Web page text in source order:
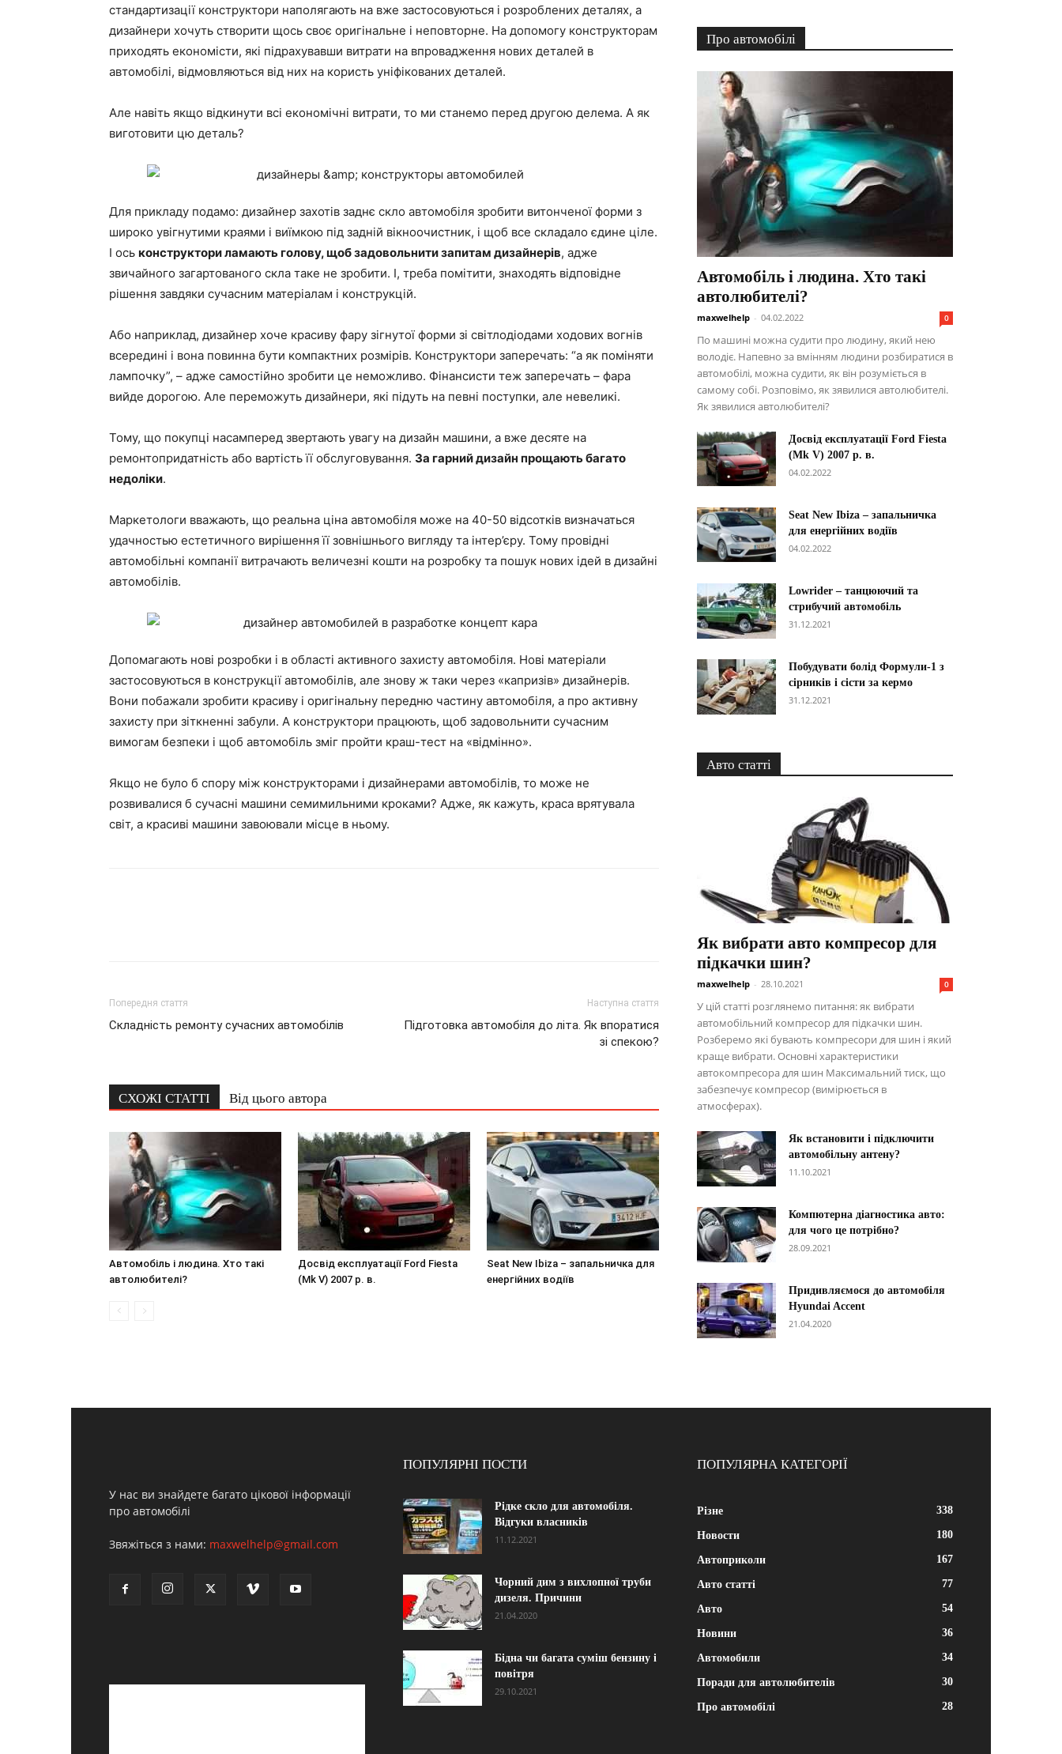
стандартизації конструктори наполягають на вже застосовуються і розроблених деталях, а
дизайнери хочуть створити щось своє оригінальне і неповторне. На допомогу конструкторам
приходять економісти, які підрахувавши витрати на впровадження нових деталей в
автомобілі, відмовляються від них на користь уніфікованих деталей.
Але навіть якщо відкинути всі економічні витрати, то ми станемо перед другою делема. А як
виготовити цю деталь?
Для прикладу подамо: дизайнер захотів заднє скло автомобіля зробити витонченої форми з
широко увігнутими краями і виїмкою під задній вікноочистник, і щоб все складало єдине ціле.
І ось конструктори ламають голову, щоб задовольнити запитам дизайнерів, адже
звичайного загартованого скла таке не зробити. І, треба помітити, знаходять відповідне
рішення завдяки сучасним матеріалам і конструкцій.
Або наприклад, дизайнер хоче красиву фару зігнутої форми зі світлодіодами ходових вогнів
всередині і вона повинна бути компактних розмірів. Конструктори заперечать: “а як поміняти
лампочку”, – адже самостійно зробити це неможливо. Фінансисти теж заперечать – фара
вийде дорогою. Але переможуть дизайнери, які підуть на певні поступки, але невеликі.
Тому, що покупці насамперед звертають увагу на дизайн машини, а вже десяте на
ремонтопридатність або вартість її обслуговування. За гарний дизайн прощають багато
недоліки.
Маркетологи вважають, що реальна ціна автомобіля може на 40-50 відсотків визначаться
удачностью естетичного вирішення її зовнішнього вигляду та інтер’єру. Тому провідні
автомобільні компанії витрачають величезні кошти на розробку та пошук нових ідей в дизайні
автомобілів.
Допомагають нові розробки і в області активного захисту автомобіля. Нові матеріали
застосовуються в конструкції автомобілів, але знову ж таки через «капризів» дизайнерів.
Вони побажали зробити красиву і оригінальну передню частину автомобіля, а про активну
захисту при зіткненні забули. А конструктори працюють, щоб задовольнити сучасним
вимогам безпеки і щоб автомобіль зміг пройти краш-тест на «відмінно».
Якщо не було б спору між конструкторами і дизайнерами автомобілів, то може не
розвивалися б сучасні машини семимильними кроками? Адже, як кажуть, краса врятувала
світ, а красиві машини завоювали місце в ньому.
Попередня стаття
Складність ремонту сучасних автомобілів
Наступна стаття
Підготовка автомобіля до літа. Як впоратися
зі спекою?
СХОЖІ СТАТТІ Від цього автора
Автомобіль і людина. Хто такі
автолюбителі?
Досвід експлуатації Ford Fiesta
(Mk V) 2007 р. в.
Seat New Ibiza – запальничка для
енергійних водіїв
Про автомобілі
Автомобіль і людина. Хто такі
автолюбителі?
maxwelhelp - 04.02.2022 0
По машині можна судити про людину, який нею
володіє. Напевно за вмінням людини розбиратися в
автомобілі, можна судити, як він розуміється в
самому собі. Розповімо, як зявилися автолюбителі.
Як зявилися автолюбителі?
Досвід експлуатації Ford Fiesta
(Mk V) 2007 р. в.
04.02.2022
Seat New Ibiza – запальничка
для енергійних водіїв
04.02.2022
Lowrider – танцюючий та
стрибучий автомобіль
31.12.2021
Побудувати болід Формули-1 з
сірників і сісти за кермо
31.12.2021
Авто статті
Як вибрати авто компресор для
підкачки шин?
maxwelhelp - 28.10.2021 0
У цій статті розглянемо питання: як вибрати
автомобільний компресор для підкачки шин.
Розберемо які бувають компресори для шин і який
краще вибрати. Основні характеристики
автокомпресора для шин Максимальний тиск, що
забезпечує компресор (вимірюється в
атмосферах).
Як встановити і підключити
автомобільну антену?
11.10.2021
Компютерна діагностика авто:
для чого це потрібно?
28.09.2021
Придивляємося до автомобіля
Hyundai Accent
21.04.2020
У нас ви знайдете багато цікової інформації
про автомобілі
Звяжіться з нами: maxwelhelp@gmail.com
ПОПУЛЯРНІ ПОСТИ
Рідке скло для автомобіля.
Відгуки власників
11.12.2021
Чорний дим з вихлопної труби
дизеля. Причини
21.04.2020
Бідна чи багата суміш бензину і
повітря
29.10.2021
ПОПУЛЯРНА КАТЕГОРІЇ
Різне 338
Новости 180
Автоприколи 167
Авто статті 77
Авто 54
Новини 36
Автомобили 34
Поради для автолюбителів 30
Про автомобілі 28